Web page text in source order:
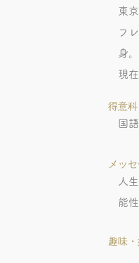
東
フ
身。
現
得意
国
メッ
人
能
趣味